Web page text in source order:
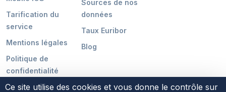
Tarification du
service
Mentions légales
Politique de
confidentialité
Sources de nos
données
Taux Euribor
Blog
Ce site utilise des cookies et vous donne le contrôle sur